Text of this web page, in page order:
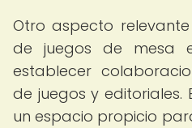
Otro aspecto
de juegos de mesa
establecer
de juegos y editoriales.
un espacio propicio